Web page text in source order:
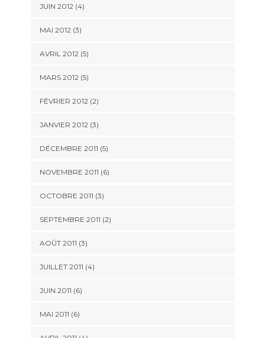
JUIN 2012(4)
MAI 2012(3)
AVRIL 2012(5)
MARS 2012(5)
FÉVRIER 2012(2)
JANVIER 2012(3)
DÉCEMBRE 2011 (5)
NOVEMBRE 2011 (6)
OCTOBRE 2011 (3)
SEPTEMBRE 2011 (2)
AOÛT 2011 (3)
JUILLET 2011 (4)
JUIN 2011 (6)
MAI 2011 (6)